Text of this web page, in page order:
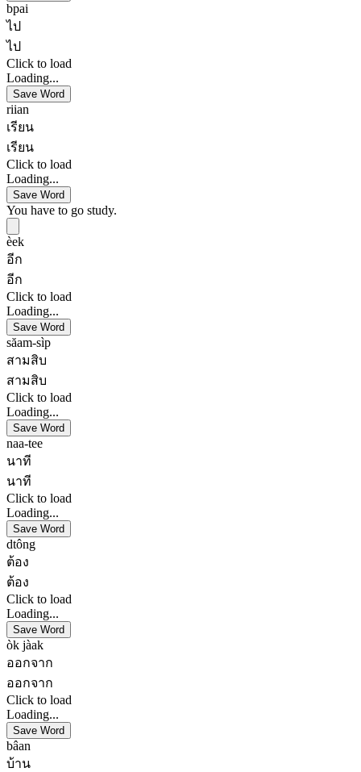
bpai
ไป
ไป
Click to load
Loading...
Save Word
riian
เรียน
เรียน
Click to load
Loading...
Save Word
You have to go study.
èek
อีก
อีก
Click to load
Loading...
Save Word
săam-sìp
สามสิบ
สามสิบ
Click to load
Loading...
Save Word
naa-tee
นาที
นาที
Click to load
Loading...
Save Word
dtông
ต้อง
ต้อง
Click to load
Loading...
Save Word
òk jàak
ออกจาก
ออกจาก
Click to load
Loading...
Save Word
bâan
บ้าน